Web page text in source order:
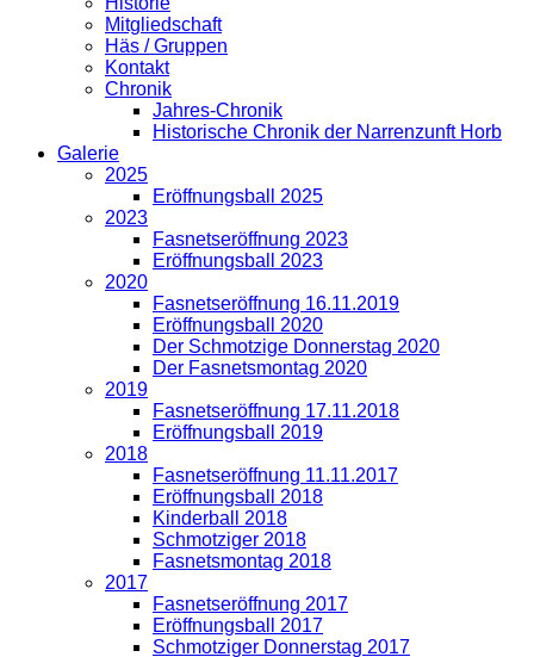
Mitgliedschaft
Häs / Gruppen
Kontakt
Chronik
Jahres-Chronik
Historische Chronik der Narrenzunft Horb
Galerie
2025
Eröffnungsball 2025
2023
Fasnetseröffnung 2023
Eröffnungsball 2023
2020
Fasnetseröffnung 16.11.2019
Eröffnungsball 2020
Der Schmotzige Donnerstag 2020
Der Fasnetsmontag 2020
2019
Fasnetseröffnung 17.11.2018
Eröffnungsball 2019
2018
Fasnetseröffnung 11.11.2017
Eröffnungsball 2018
Kinderball 2018
Schmotziger 2018
Fasnetsmontag 2018
2017
Fasnetseröffnung 2017
Eröffnungsball 2017
Schmotziger Donnerstag 2017